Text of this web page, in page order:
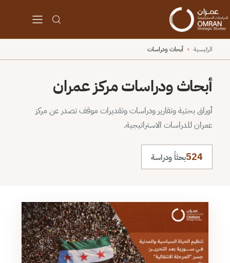
الرئيسية › أبحاث ودراسات
أبحاث ودراسات مركز عمران
أوراق بحثية وتقارير ودراسات وتقديرات موقف تصدر عن مركز
عمران للدراسات الاستراتيجية.
524بحثاً ودراسة